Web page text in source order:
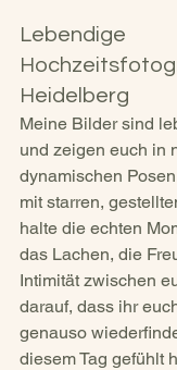
Lebendige
Heidelberg
Meine Bilder sind
und zeigen euch in
dynamischen
mit starren,
halte die echten
das Lachen, die
Intimität zwischen
darauf, dass ihr
genauso
diesem Tag gefühlt